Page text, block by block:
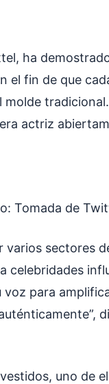
ha
el fin de que
actriz
Tomada de
sectores
celebridades
para
uno de